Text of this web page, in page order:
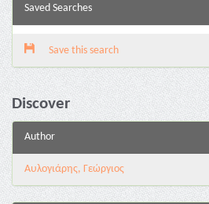
Saved Searches
Save this search
Discover
Author
Αυλογιάρης, Γεώργιος